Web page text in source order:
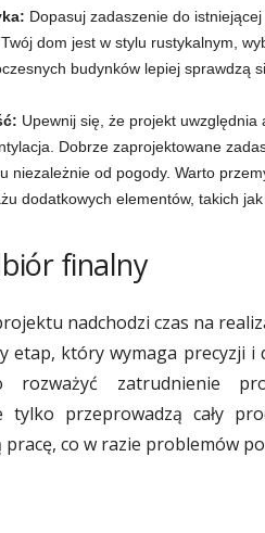
Dopasuj zadaszenie do
dom jest w stylu rustykalnym,
budynków lepiej sprawdzą
Upewnij się, że projekt uwzględnia
Dobrze zaprojektowane
niezależnie od pogody. Warto
dodatkowych elementów, takich
finalny
nadchodzi czas na
etap, który wymaga precyzji i
rozważyć zatrudnienie
tylko przeprowadzą cały
co w razie problemów